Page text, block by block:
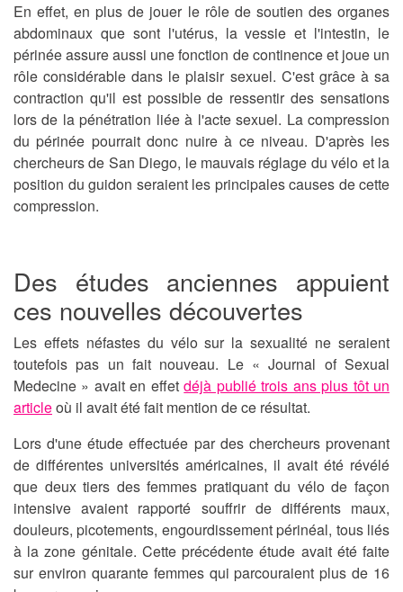
En effet, en plus de jouer le rôle de soutien des organes
abdominaux que sont l'utérus, la vessie et l'intestin, le
périnée assure aussi une fonction de continence et joue un
rôle considérable dans le plaisir sexuel. C'est grâce à sa
contraction qu'il est possible de ressentir des sensations
lors de la pénétration liée à l'acte sexuel. La compression
du périnée pourrait donc nuire à ce niveau. D'après les
chercheurs de San Diego, le mauvais réglage du vélo et la
position du guidon seraient les principales causes de cette
compression.
Des études anciennes appuient
ces nouvelles découvertes
Les effets néfastes du vélo sur la sexualité ne seraient
toutefois pas un fait nouveau. Le « Journal of Sexual
Medecine » avait en effetdéjà publié trois ans plus tôt un
articleoù il avait été fait mention de ce résultat.
Lors d'une étude effectuée par des chercheurs provenant
de différentes universités américaines, il avait été révélé
que deux tiers des femmes pratiquant du vélo de façon
intensive avaient rapporté souffrir de différents maux,
douleurs, picotements, engourdissement périnéal, tous liés
à la zone génitale. Cette précédente étude avait été faite
sur environ quarante femmes qui parcouraient plus de 16